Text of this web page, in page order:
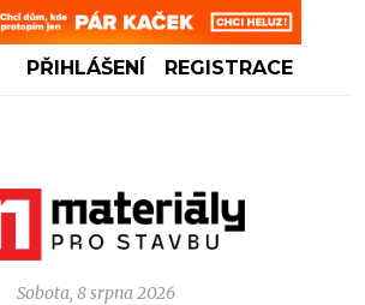
PŘIHLÁŠENÍ REGISTRACE
Sobota, 8 srpna 2026